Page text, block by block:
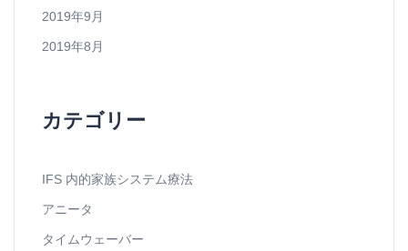
2019年9月
2019年8月
カテゴリー
IFS 内的家族システム療法
アニータ
タイムウェーバー